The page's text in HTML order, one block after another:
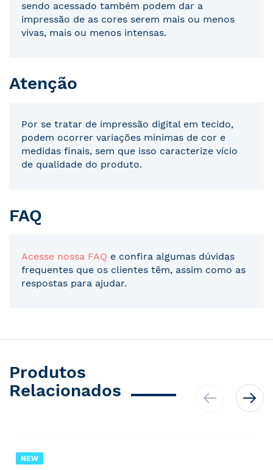
sendo acessado também podem dar a
impressão de as cores serem mais ou menos
vivas, mais ou menos intensas.
Atenção
Por se tratar de impressão digital em tecido,
podem ocorrer variações mínimas de cor e
medidas finais, sem que isso caracterize vício
de qualidade do produto.
FAQ
Acesse nossa FAQ e confira algumas dúvidas
frequentes que os clientes têm, assim como as
respostas para ajudar.
Produtos
Relacionados
NEW